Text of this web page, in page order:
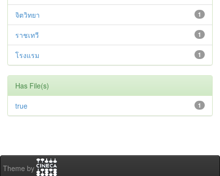
1
จิตวิทยา
1
ราชเทวี
1
โรงแรม
Has File(s)
1
true
Theme by